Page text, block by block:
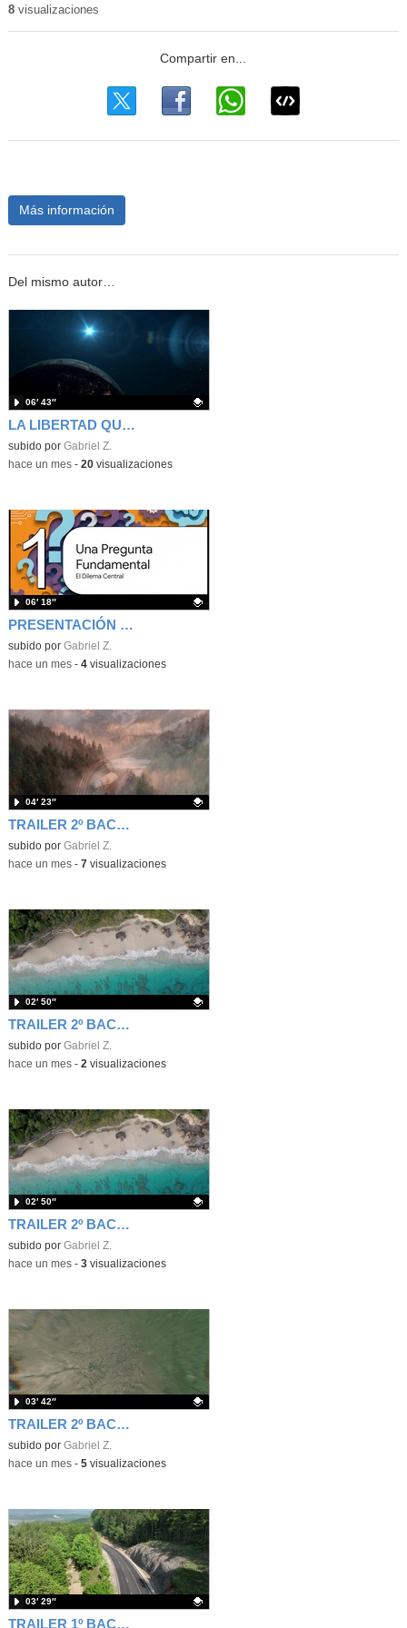
8visualizaciones
Más información
Del mismo autor…
LA LIBERTAD QUE NOS LIBERA
Contenido educativo.
subido por Gabriel Z.
06′ 43″
-hace un mes- 20visualizaciones
PRESENTACIÓN 2º BACHILLERATO UD3
Contenido educativo.
subido por Gabriel Z.
06′ 18″
-hace un mes- 4visualizaciones
TRAILER 2º BACHILLERATO UD4
Contenido educativo.
subido por Gabriel Z.
04′ 23″
-hace un mes- 7 visualizaciones
TRAILER 2º BACHILLERATO UD2
Contenido educativo.
subido por Gabriel Z.
02′ 50″
-hace un mes- 2 visualizaciones
TRAILER 2º BACHILLERATO UD2
Contenido educativo.
subido por Gabriel Z.
02′ 50″
-hace un mes- 3visualizaciones
TRAILER 2º BACHILLERATO UD1
Contenido educativo.
subido por Gabriel Z.
03′ 42″
-hace un mes- 5visualizaciones
TRAILER 1º BACHILLERATO UD4
03′ 29″